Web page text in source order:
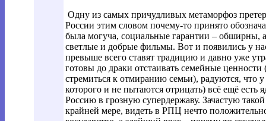
Одну из самых причудливых метаморфоз
России этим словом почему-то принято
была могуча, социальные гарантии – обширны,
светлые и добрые фильмы. Вот и появились у
превыше всего ставят традицию и давно уже
готовы до драки отстаивать семейные
стремиться к отмиранию семьи), радуются, что у
которого и не пытаются отрицать) всё ещё
Россию в грозную супердержаву. Зачастую
крайней мере, видеть в РПЦ нечто